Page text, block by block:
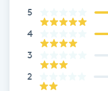
Damklippning
Dermapen
5
4
3
2